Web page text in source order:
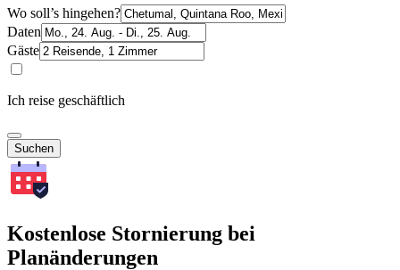
Wo soll’s hingehen?
Daten
Gäste
Ich reise geschäftlich
Suchen
Kostenlose Stornierung bei
Planänderungen